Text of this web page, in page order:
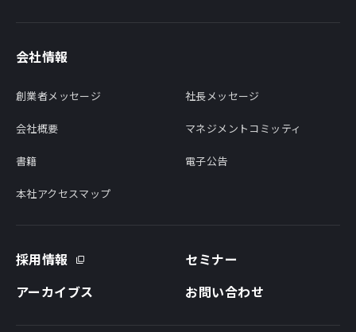
会社情報
創業者メッセージ 社長メッセージ
会社概要 マネジメントコミッティ
書籍 電子公告
本社アクセスマップ
採用情報
セミナー
アーカイブス
お問い合わせ